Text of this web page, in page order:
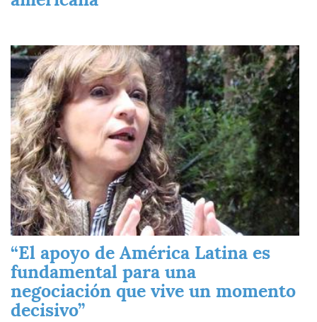
Imagen
“El apoyo de América Latina es
fundamental para una
negociación que vive un momento
decisivo”